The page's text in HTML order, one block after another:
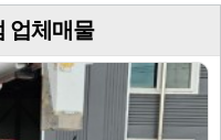
업체매물